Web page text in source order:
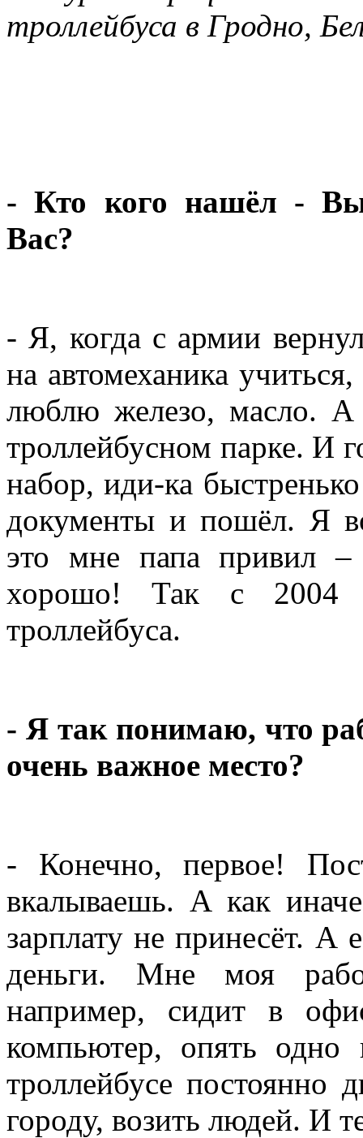
троллейбуса в Гродно,
- Кто кого нашёл - Вы
Вас?
- Я, когда с армии
на автомеханика
люблю железо, масло. А
троллейбусном парке. И
набор, иди-ка
документы и пошёл. Я
это мне папа привил –
хорошо! Так с 2004
троллейбуса.
- Я так понимаю, что
очень важное место?
- Конечно, первое!
вкалываешь. А как
зарплату не принесёт. А
деньги. Мне моя
например, сидит в
компьютер, опять
троллейбусе постоянно
городу, возить людей. И